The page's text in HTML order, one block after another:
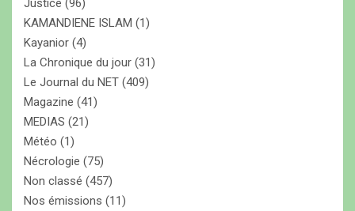
Justice (96)
KAMANDIENE ISLAM (1)
Kayanior (4)
La Chronique du jour (31)
Le Journal du NET (409)
Magazine (41)
MEDIAS (21)
Météo (1)
Nécrologie (75)
Non classé (457)
Nos émissions (11)